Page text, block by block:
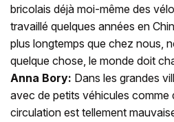
bricolais déjà moi-même des
travaillé quelques années en
plus longtemps que chez nous,
quelque chose, le monde doit
Anna Bory: Dans les grandes
avec de petits véhicules comme
circulation est tellement